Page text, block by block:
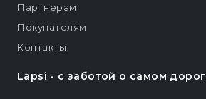
Lapsi - c заботой о самом
Партнерам
Покупателям
Контакты